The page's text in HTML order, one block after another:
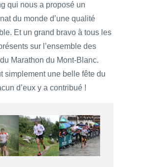
qui nous a proposé un
du monde d’une qualité
Et un grand bravo à tous les
sur l’ensemble des
Marathon du Mont-Blanc.
simplement une belle fête du
d’eux y a contribué !